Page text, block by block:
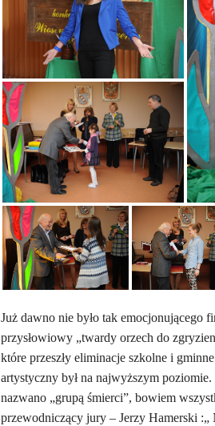
Już dawno nie było tak emocjonującego
przysłowiowy „twardy orzech do
które przeszły eliminacje szkolne i
artystyczny był na najwyższym
nazwano „grupą śmierci”, bowiem
przewodniczący jury – Jerzy Hamerski